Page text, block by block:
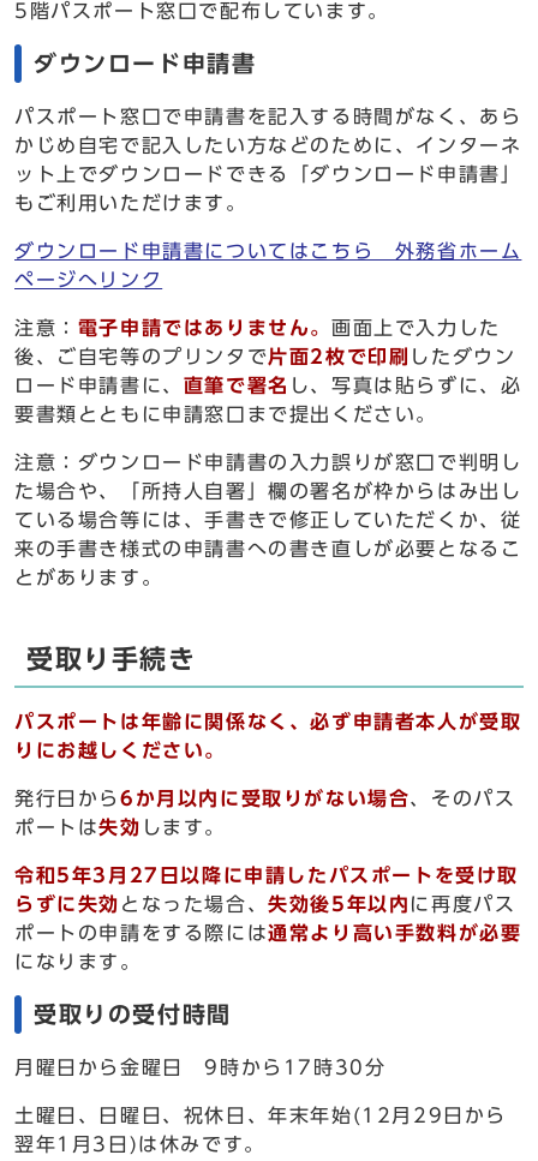
5階パスポート窓口で配布しています。
ダウンロード申請書
パスポート窓口で申請書を記入する時間がなく、あら
かじめ自宅で記入したい方などのために、インターネ
ット上でダウンロードできる「ダウンロード申請書」
もご利用いただけます。
ダウンロード申請書についてはこちら 外務省ホーム
ページへリンク
注意： 電子申請ではありません。画面上で入力した
後、ご自宅等のプリンタで片面2枚で印刷 したダウン
ロード申請書に、 直筆で署名 し、写真は貼らずに、必
要書類とともに申請窓口まで提出ください。
注意：ダウンロード申請書の入力誤りが窓口で判明し
た場合や、「所持人自署」欄の署名が枠からはみ出し
ている場合等には、手書きで修正していただくか、従
来の手書き様式の申請書への書き直しが必要となるこ
とがあります。
受取り手続き
パスポートは年齢に関係なく、必ず申請者本人が受取
りにお越しください。
発行日から 6か月以内に受取りがない場合、そのパス
ポートは失効 します。
令和5年3月27日以降に申請したパスポートを受け取
らずに失効 となった場合、失効後5年以内 に再度パス
ポートの申請をする際には通常より高い手数料が必要
になります。
受取りの受付時間
月曜日から金曜日 9時から17時30分
土曜日、日曜日、祝休日、年末年始(12月29日から
翌年1月3日)は休みです。